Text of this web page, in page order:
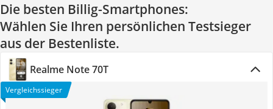
Die besten Billig-Smartphones:
Wählen Sie Ihren persönlichen Testsieger
aus der Bestenliste.
Realme Note 70T
Vergleichssieger